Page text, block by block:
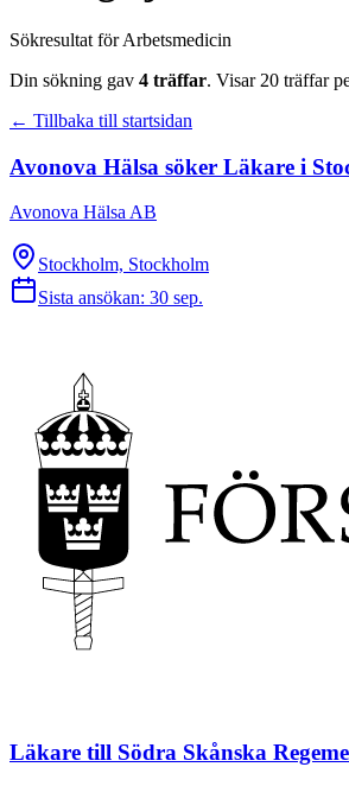
Sökresultat förArbetsmedicin
Din sökning gav 4 träffar. Visar 20 träffar
← Tillbaka till startsidan
Avonova Hälsa söker Läkare i
Avonova Hälsa AB
Stockholm, Stockholm
Sista ansökan: 30 sep.
Läkare till Södra Skånska